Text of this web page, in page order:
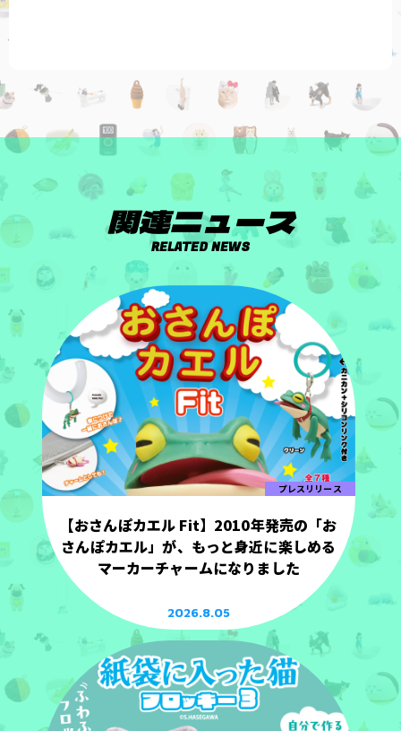
関連ニュース
RELATED NEWS
プレスリリース
【おさんぽカエル Fit】2010年発売の「お
さんぽカエル」が、もっと身近に楽しめる
マーカーチャームになりました
2026.8.05